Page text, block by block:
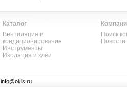
Каталог
Вентиляция и
кондиционирование
Инструменты
Изоляция и клеи
Поиск
info@okis.ru